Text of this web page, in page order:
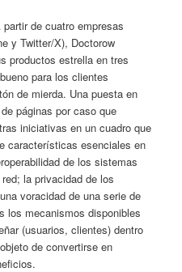
de cuatro empresas
y Twitter/X), Doctorow
productos estrella en tres
para los clientes
de mierda. Una puesta en
páginas por caso que
iniciativas en un cuadro que
características esenciales en
de los sistemas
la privacidad de los
voracidad de una serie de
los mecanismos disponibles
(usuarios, clientes) dentro
de convertirse en